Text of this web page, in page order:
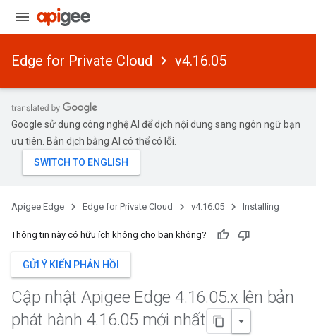
Edge for Private Cloud v4.16.05
Google sử dụng công nghệ AI để dịch nội dung sang ngôn ngữ bạn
ưu tiên. Bản dịch bằng AI có thể có lỗi.
Apigee Edge Edge for Private Cloud v4.16.05 Installing
Thông tin này có hữu ích không cho bạn không?
GỬI Ý KIẾN PHẢN HỒI
Cập nhật Apigee Edge 4.16.05.x lên bản
phát hành 4.16.05 mới nhất